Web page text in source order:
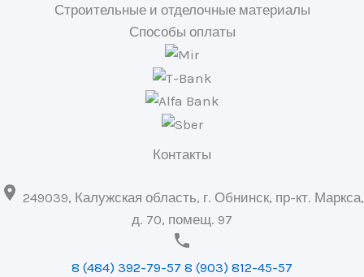
Строительные и отделочные материалы
Способы оплаты
Контакты
 249039, Калужская область, г. Обнинск, пр-кт. Маркса,
д. 70, помещ. 97

8 (484) 392-79-57 8 (903) 812-45-57